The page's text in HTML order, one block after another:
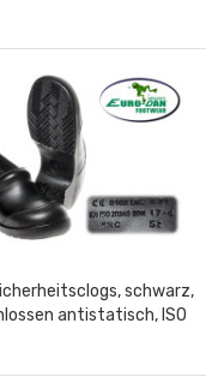
schwarz,
antistatisch, ISO